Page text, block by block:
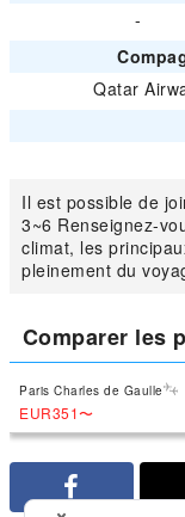
-
Qatar
Il est possible de
3~6 Renseignez-
climat, les
pleinement du
Comparer les
Paris Charles de Gaulle
EUR351〜